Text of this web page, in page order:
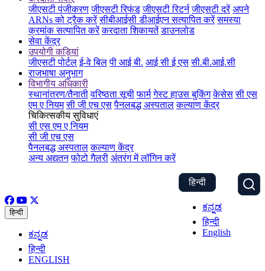
जीएसटी पंजीकरण जीएसटी रिफंड जीएसटी रिटर्न जीएसटी दरें अपने
ARNs को ट्रैक करें सीबीआईसी डीआईएन सत्यापित करें समस्या
क्रमांक सत्यापित करें करदाता शिकायतें डाउनलोड
सेवा केंद्र
उपयोगी कड़ियां
जीएसटी पोर्टल ई-वे बिल पी आई बी. आई सी ई एस सी.बी.आई.सी
राजभाषा अनुभाग
विभागीय अधिकारी
स्थानांतरण/तैनाती वरिष्ठता सूची फार्म गेस्ट हाउस बुकिंग केसेस सी एस
एम ए नियम सी जी एच एस पैनलबद्ध अस्पताल कल्याण केंद्र
चिकित्सकीय सुविधाएं
सी एस एम ए नियम
सी जी एच एस
पैनलबद्ध अस्पताल कल्याण केंद्र
अन्य अद्यतन फोटो गैलरी अंतरंग में लॉगिन करें
हिन्दी
ಕನ್ನಡ
हिन्दी
English
हिन्दी
ಕನ್ನಡ
हिन्दी
ENGLISH